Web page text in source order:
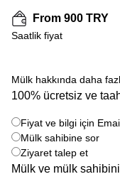
kiralık
ofisFrom 900 TRY
Saatlik fiyat
Mülk hakkında daha
100% ücretsiz ve
Fiyat ve bilgi için
Mülk sahibine sor
Ziyaret talep et
Mülk ve mülk